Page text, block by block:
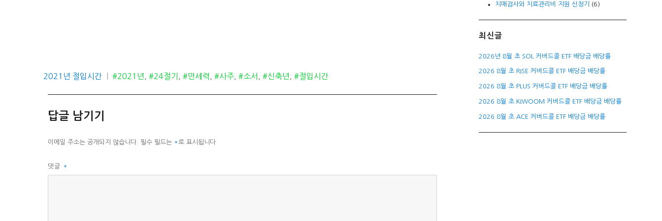
카
리
2021년 절입시간
태
#2021년 ,#24절기 ,#만세력 ,#사주 ,#소서 ,#신축년 ,#절입시간
답글 남기기
이메일 주소는 공개되지 않습니다. 필수 필드는 *로 표시됩니다
댓글 *
치매검사와 치료관리비 지원 신청기
(6)
최신글
2026년 8월 초 SOL 커버드콜 ETF 배당금 배당률
2026 8월 초 RISE 커버드콜 ETF 배당금 배당률
2026 8월 초 PLUS 커버드콜 ETF 배당금 배당률
2026 8월 초 KIWOOM 커버드콜 ETF 배당금 배당률
2026 8월 초 ACE 커버드콜 ETF 배당금 배당률